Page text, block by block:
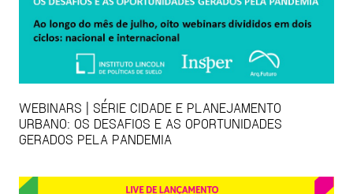
WEBINARS | SÉRIE CIDADE E PLANEJAMENTO
URBANO: OS DESAFIOS E AS OPORTUNIDADES
GERADOS PELA PANDEMIA